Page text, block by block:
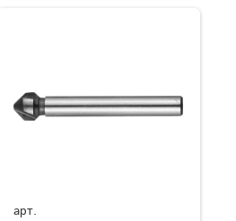
арт.